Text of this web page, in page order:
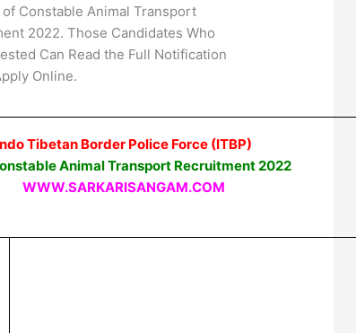
Constable Animal Transport
2022. Those Candidates Who
Can Read the Full Notification
Online.
Tibetan Border Police Force (ITBP)
Animal Transport Recruitment 2022
WWW.SARKARISANGAM.COM